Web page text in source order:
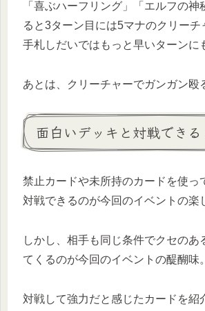
「喜ぶハーフリング」「エルフの神
ると3ターン目には5マナのクリーチ
手札しだいではもっと早いターンに
あとは、クリーチャーでガンガン殴
面白いデッキと対戦できる
禁止カードや未所持のカードを使っ
対戦できるのが今回のイベントの楽
しかし、相手も同じ条件でクセのあ
てくるのが今回のイベントの醍醐味。
対戦して強力だと感じたカードを紹